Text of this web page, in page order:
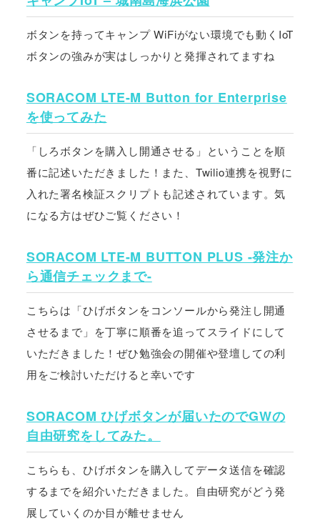
ボタンを持ってキャンプ WiFiがない環境でも動くIoT
ボタンの強みが実はしっかりと発揮されてますね
SORACOM LTE-M Button for Enterprise
を使ってみた
「しろボタンを購入し開通させる」ということを順
番に記述いただきました！また、Twilio連携を視野に
入れた署名検証スクリプトも記述されています。気
になる方はぜひご覧ください！
SORACOM LTE-M BUTTON PLUS -発注か
ら通信チェックまで-
こちらは「ひげボタンをコンソールから発注し開通
させるまで」を丁寧に順番を追ってスライドにして
いただきました！ぜひ勉強会の開催や登壇しての利
用をご検討いただけると幸いです
SORACOM ひげボタンが届いたのでGWの
自由研究をしてみた。
こちらも、ひげボタンを購入してデータ送信を確認
するまでを紹介いただきました。自由研究がどう発
展していくのか目が離せません